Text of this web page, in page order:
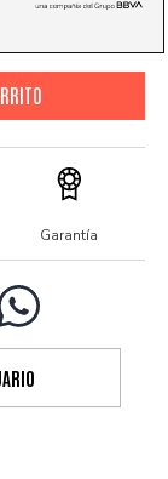
Garantía